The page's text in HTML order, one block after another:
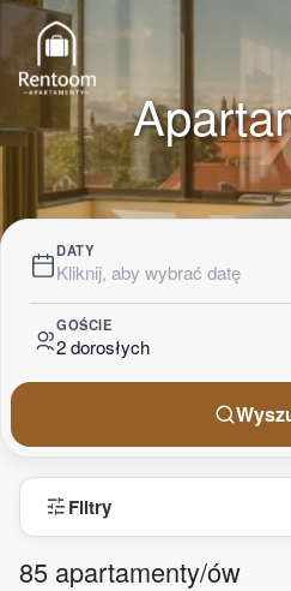
DATY
Kliknij, aby wybrać datę
GOŚCIE
2 dorosłych
tuneFiltry
85 apartamenty/ów